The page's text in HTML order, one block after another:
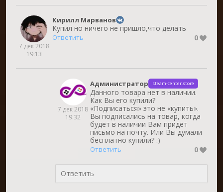
7 дек 2018
19:13
Кирилл Марванов
Купил но ничего не пришло,что делать
Ответить 0
7 дек 2018
19:32
Администратор steam-center.store
Данного товара нет в наличии.
Как Вы его купили?
«Подписаться» это не «купить».
Вы подписались на товар, когда
будет в наличии Вам придет
письмо на почту. Или Вы думали
бесплатно купили? :)
Ответить 0